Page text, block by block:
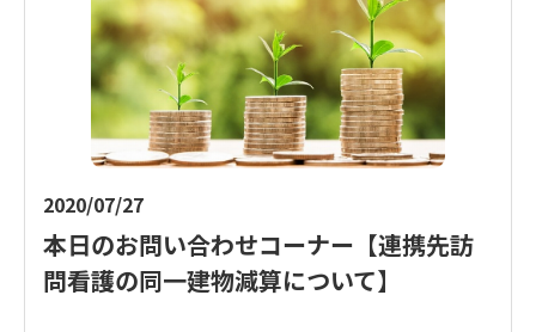
2020/07/27
本日のお問い合わせコーナー【連携先訪
問看護の同一建物減算について】